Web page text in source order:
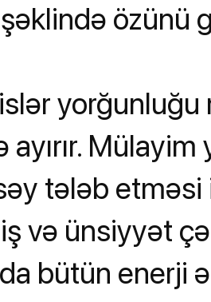
özünü
yorğunluğu
ayırır.
tələb
və ünsiyyət
bütün enerji